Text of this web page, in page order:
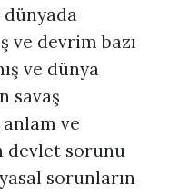
ve devrim bazı
ve dünya
savaş
ve
devlet sorunu
sorunların